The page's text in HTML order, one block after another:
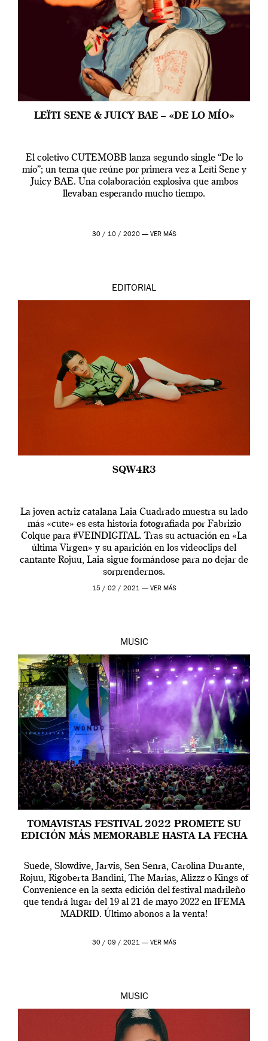
LEÏTI SENE & JUICY BAE – «DE LO MÍO»
El coletivo CUTEMOBB lanza segundo single “De lo
mío”; un tema que reúne por primera vez a Leïti Sene y
Juicy BAE. Una colaboración explosiva que ambos
llevaban esperando mucho tiempo.
30 / 10 / 2020 — VER MÁS
EDITORIAL
SQW4R3
La joven actriz catalana Laia Cuadrado muestra su lado
más «cute» es esta historia fotografiada por Fabrizio
Colque para #VEINDIGITAL. Tras su actuación en «La
última Virgen» y su aparición en los videoclips del
cantante Rojuu, Laia sigue formándose para no dejar de
sorprendernos.
15 / 02 / 2021 — VER MÁS
MUSIC
TOMAVISTAS FESTIVAL 2022 PROMETE SU
EDICIÓN MÁS MEMORABLE HASTA LA FECHA
Suede, Slowdive, Jarvis, Sen Senra, Carolina Durante,
Rojuu, Rigoberta Bandini, The Marias, Alizzz o Kings of
Convenience en la sexta edición del festival madrileño
que tendrá lugar del 19 al 21 de mayo 2022 en IFEMA
MADRID. Último abonos a la venta!
30 / 09 / 2021 — VER MÁS
MUSIC